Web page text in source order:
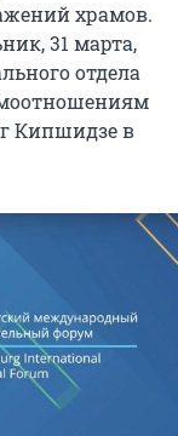
храмов.
31 марта,
отдела
Кипшидзе в